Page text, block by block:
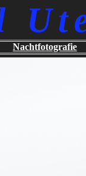
Nachtfotografie